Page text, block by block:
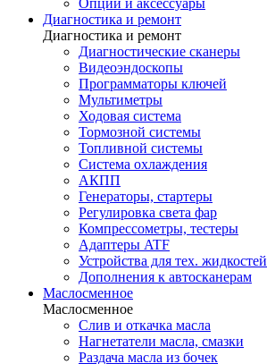
Опции и аксессуары
Диагностика и ремонт
Диагностика и ремонт
Диагностические сканеры
Видеоэндоскопы
Программаторы ключей
Мультиметры
Ходовая система
Тормозной системы
Топливной системы
Система охлаждения
АКПП
Генераторы, стартеры
Регулировка света фар
Компрессометры, тестеры
Адаптеры ATF
Устройства для тех. жидкостей
Дополнения к автосканерам
Маслосменное
Маслосменное
Слив и откачка масла
Нагнетатели масла, смазки
Раздача масла из бочек